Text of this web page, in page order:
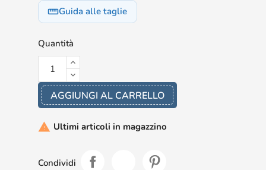
straightenGuida alle taglie
Quantità
AGGIUNGI AL CARRELLO
 Ultimi articoli in magazzino
Condividi